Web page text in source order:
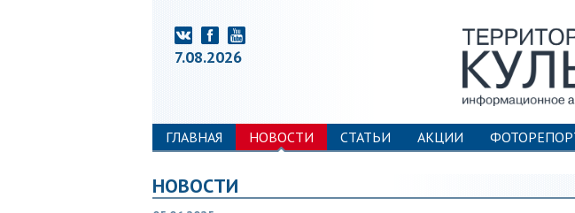
7.08.2026
ГЛАВНАЯ НОВОСТИ СТАТЬИ АКЦИИ
НОВОСТИ